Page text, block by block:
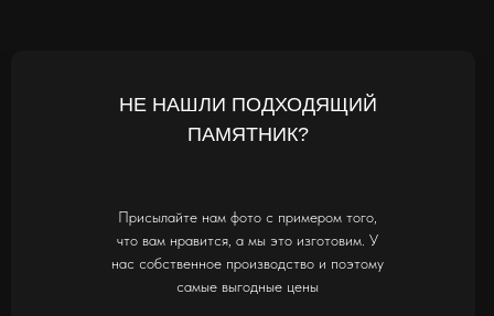
НЕ НАШЛИ ПОДХОДЯЩИЙ
ПАМЯТНИК?
Присылайте нам фото с примером того,
что вам нравится, а мы это изготовим. У
нас собственное производство и поэтому
самые выгодные цены